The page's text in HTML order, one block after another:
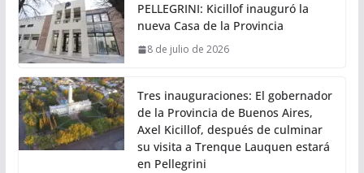
PELLEGRINI: Kicillof inauguró la
nueva Casa de la Provincia
8 de julio de 2026
Tres inauguraciones: El gobernador
de la Provincia de Buenos Aires,
Axel Kicillof, después de culminar
su visita a Trenque Lauquen estará
en Pellegrini